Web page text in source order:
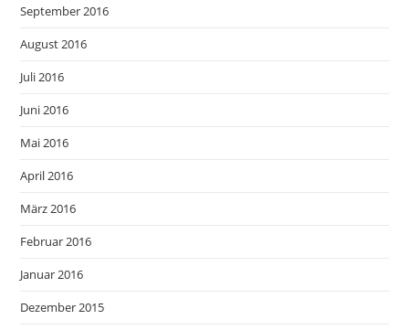
September 2016
August 2016
Juli 2016
Juni 2016
Mai 2016
April 2016
März 2016
Februar 2016
Januar 2016
Dezember 2015